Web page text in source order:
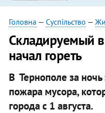
Головна — Суспільство —
Складируемый
начал гореть
В Тернополе за
пожара мусора,
города с 1 августа.